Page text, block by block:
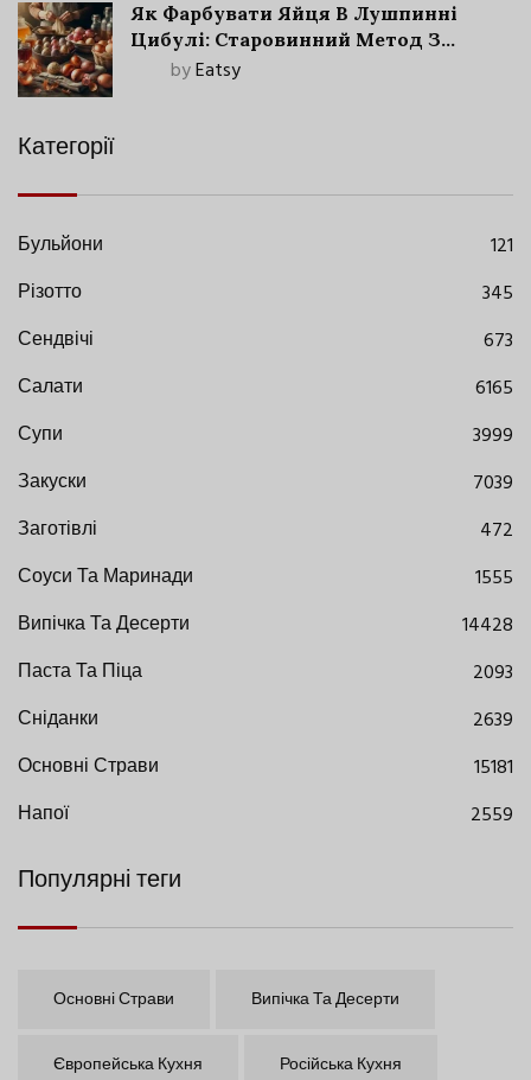
Як Фарбувати Яйця В Лушпинні
Цибулі: Старовинний Метод З
Сучасними Нюансами
byEatsy
Категорії
Бульйони
121
Різотто
345
Сендвічі
673
Салати
6165
Супи
3999
Закуски
7039
Заготівлі
472
Соуси Та Маринади
1555
Випічка Та Десерти
14428
Паста Та Піца
2093
Сніданки
2639
Основні Страви
15181
Напої
2559
Популярні теги
Основні Страви Випічка Та Десерти
Європейська Кухня Російська Кухня